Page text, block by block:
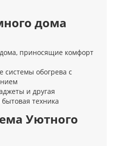
дома
приносящие комфорт
системы обогрева с
и другая
техника
Уютного